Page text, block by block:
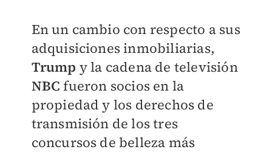
En un cambio con respecto a sus
adquisiciones inmobiliarias,
Trump y la cadena de televisión
NBCfueron socios en la
propiedad y los derechos de
transmisión de los tres
concursos de belleza más